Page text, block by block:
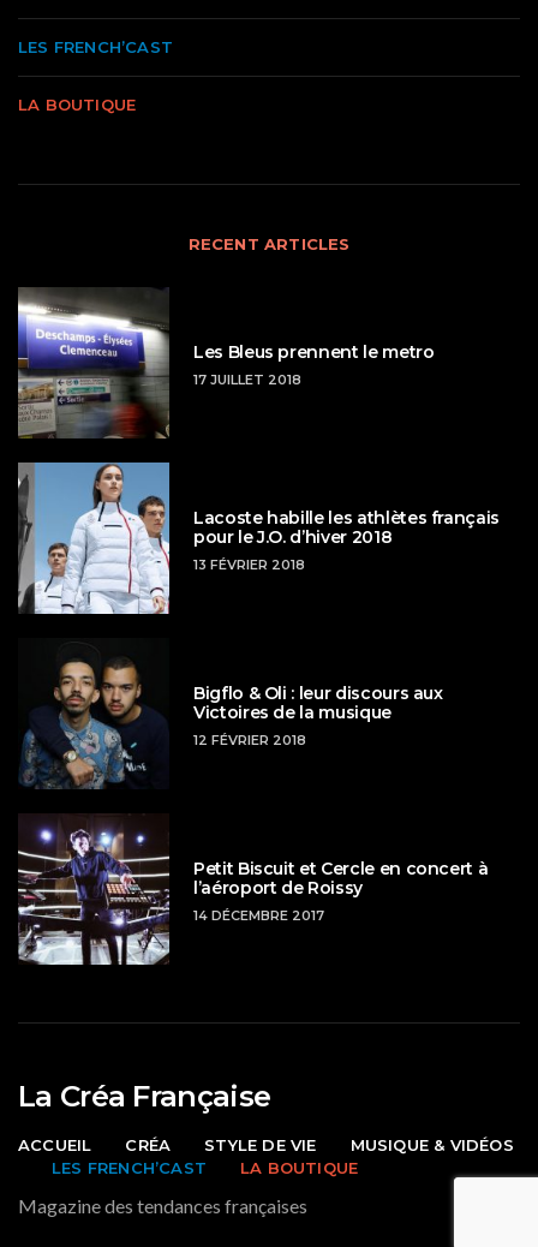
LES FRENCH’CAST
LA BOUTIQUE
RECENT ARTICLES
Les Bleus prennent le metro
17 JUILLET 2018
Lacoste habille les athlètes français
pour le J.O. d’hiver 2018
13 FÉVRIER 2018
Bigflo & Oli : leur discours aux
Victoires de la musique
12 FÉVRIER 2018
Petit Biscuit et Cercle en concert à
l’aéroport de Roissy
14 DÉCEMBRE 2017
La Créa Française
ACCUEIL CRÉA STYLE DE VIE
MUSIQUE & VIDÉOS
LES FRENCH’CAST
LA BOUTIQUE
Magazine des tendances françaises